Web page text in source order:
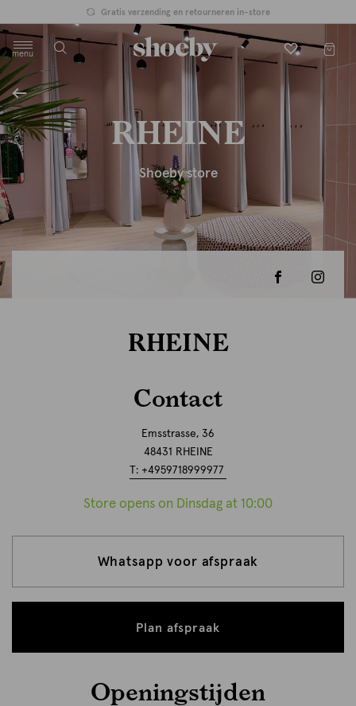
Gratis verzending en retourneren in-store
menu
label.header.toggle
RHEINE
Shoeby store
RHEINE
Contact
Emsstrasse, 36
48431 RHEINE
T: +4959718999977
Store opens on Dinsdag at 10:00
Whatsapp voor afspraak
Plan afspraak
Openingstijden